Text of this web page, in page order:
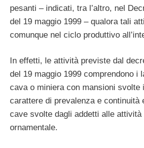
pesanti – indicati, tra l’altro, nel
del 19 maggio 1999 – qualora tali
comunque nel ciclo produttivo
In effetti, le attività previste dal
del 19 maggio 1999 comprendono i
cava o miniera con mansioni svolte
carattere di prevalenza e continuità
cave svolte dagli addetti alle attività
ornamentale.